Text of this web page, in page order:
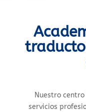
Nuestro centro
servicios